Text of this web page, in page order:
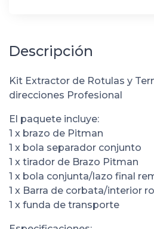
Descripción
Kit Extractor de Rotulas y
direcciones Profesional
El paquete incluye:
1 x brazo de Pitman
1 x bola separador conjunto
1 x tirador de Brazo Pitman
1 x bola conjunta/lazo final
1 x Barra de corbata/interior
1 x funda de transporte